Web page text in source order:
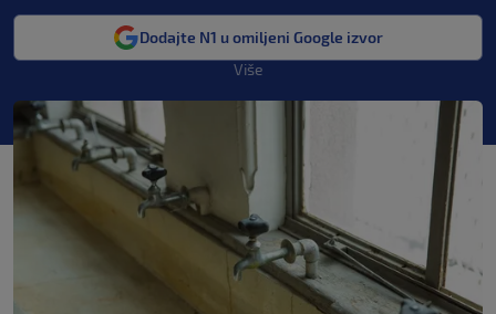
Dodajte N1 u omiljeni Google izvor
Više